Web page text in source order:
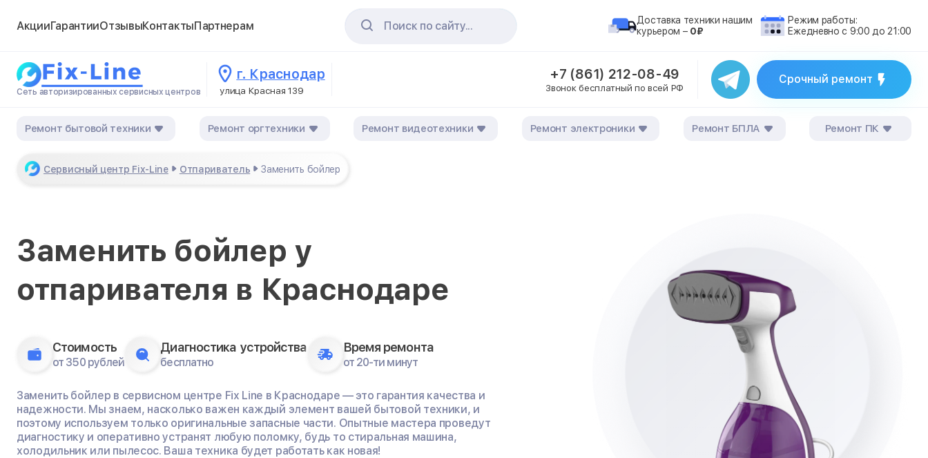
АкцииГарантииОтзывыКонтактыПартнерам Поиск по сайту...
Доставка техники нашим
курьером – 0₽
Режим работы:
Ежедневно с 9:00 до 21:00
Сеть авторизированных сервисных центров
г. Краснодар
улица Красная 139
+7 (861) 212-08-49
Звонок бесплатный по всей РФ
Срочный ремонт
Ремонт бытовой техники Ремонт оргтехники Ремонт видеотехники Ремонт электроники Ремонт БПЛА Ремонт ПК
Сервисный центр Fix-Line Отпариватель Заменить бойлер
Заменить бойлер у
отпаривателя в Краснодаре
Стоимость
от 350 рублей
Диагностика устройства
бесплатно
Время ремонта
от 20-ти минут
Заменить бойлер в сервисном центре Fix Line в Краснодаре — это гарантия качества и
надежности. Мы знаем, насколько важен каждый элемент вашей бытовой техники, и
поэтому используем только оригинальные запасные части. Опытные мастера проведут
диагностику и оперативно устранят любую поломку, будь то стиральная машина,
холодильник или пылесос. Ваша техника будет работать как новая!